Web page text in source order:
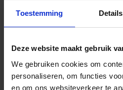
Toestemming Details
Deze website maakt gebruik
We gebruiken cookies om
personaliseren, om functies
en om ons websiteverkeer te
-
Bestel nu!